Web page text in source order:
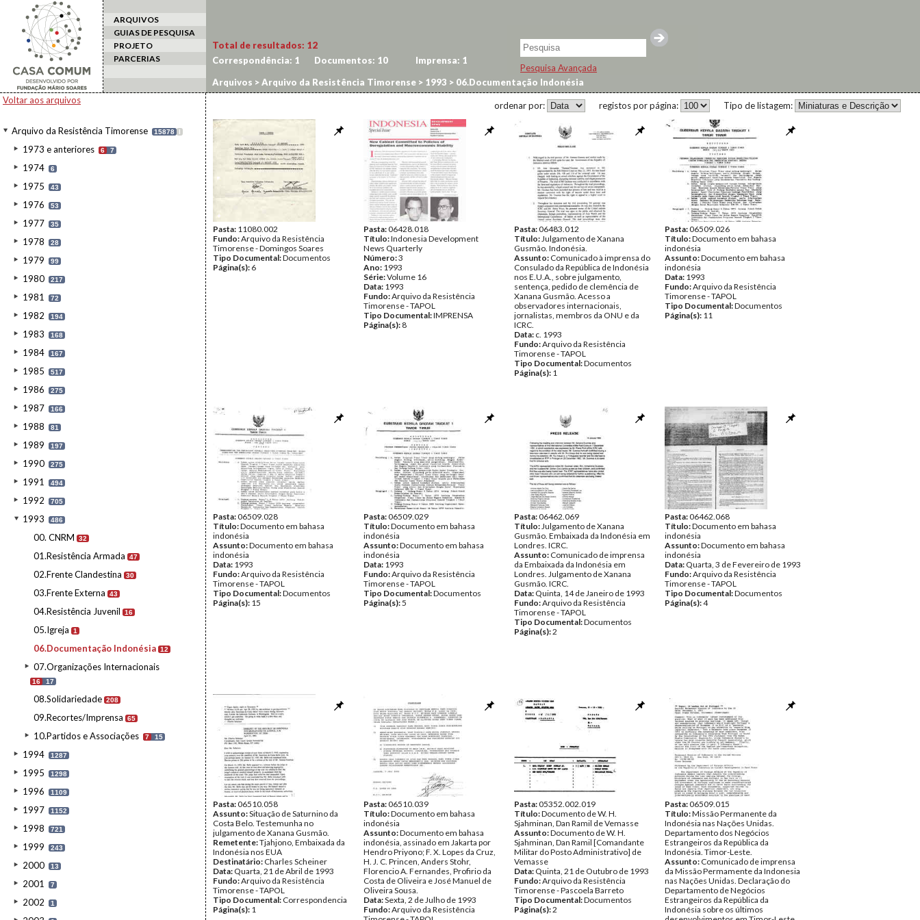
ARQUIVOS
GUIAS DE PESQUISA
PROJETO
PARCERIAS
Pesquisa Avançada
Voltar aos arquivos
Arquivo da Resistência Timorense 15878 I
1973 e anteriores 6 7
1974 6
1975 43
1976 53
1977 35
1978 28
1979 99
1980 217
1981 72
1982 194
1983 168
1984 167
1985 517
1986 275
1987 166
1988 81
1989 197
1990 275
1991 494
1992 705
1993 486
00. CNRM 32
01.Resistência Armada 47
02.Frente Clandestina 30
03.Frente Externa 43
04.Resistência Juvenil 16
05.Igreja 1
06.Documentação Indonésia 12
07.Organizações Internacionais
16 17
08.Solidariedade 208
09.Recortes/Imprensa 65
10.Partidos e Associações 7 15
1994 1287
1995 1298
1996 1109
1997 1152
1998 721
1999 243
2000 13
2001 7
2002 1
Total de resultados: 12
Correspondência: 1 Documentos: 10 Imprensa: 1
Arquivos >Arquivo da Resistência Timorense > 1993 > 06.Documentação Indonésia
Tipo de listagem:
registos por página:
ordenar por:
Pasta: 11080.002
Fundo:Arquivo da Resistência
Timorense - Domingos Soares
Tipo Documental:Documentos
Página(s): 6
Pasta:06428.018
Título:Indonesia Development
News Quarterly
Número:3
Ano: 1993
Série:Volume 16
Data: 1993
Fundo:Arquivo da Resistência
Timorense - TAPOL
Tipo Documental:IMPRENSA
Página(s): 8
Pasta:06483.012
Título:Julgamento de Xanana
Gusmão. Indonésia.
Assunto: Comunicado à imprensa do
Consulado da República de Indonésia
nos E.U.A., sobre julgamento,
sentença, pedido de clemência de
Xanana Gusmão. Acesso a
observadores internacionais,
jornalistas, membros da ONU e da
ICRC.
Data: c. 1993
Fundo:Arquivo da Resistência
Timorense - TAPOL
Tipo Documental:Documentos
Página(s): 1
Pasta:06509.026
Título:Documento em bahasa
indonésia
Assunto:Documento em bahasa
indonésia
Data: 1993
Fundo:Arquivo da Resistência
Timorense - TAPOL
Tipo Documental:Documentos
Página(s): 11
Pasta:06509.028
Título:Documento em bahasa
indonésia
Assunto:Documento em bahasa
indonésia
Data: 1993
Fundo:Arquivo da Resistência
Timorense - TAPOL
Tipo Documental:Documentos
Página(s): 15
Pasta:06509.029
Título:Documento em bahasa
indonésia
Assunto:Documento em bahasa
indonésia
Data: 1993
Fundo:Arquivo da Resistência
Timorense - TAPOL
Tipo Documental:Documentos
Página(s):5
Pasta:06462.069
Título:Julgamento de Xanana
Gusmão. Embaixada da Indonésia em
Londres. ICRC.
Assunto: Comunicado de imprensa
da Embaixada da Indonésia em
Londres. Julgamento de Xanana
Gusmão. ICRC.
Data: Quinta, 14 de Janeiro de 1993
Fundo:Arquivo da Resistência
Timorense - TAPOL
Tipo Documental:Documentos
Página(s):2
Pasta:06462.068
Título:Documento em bahasa
indonésia
Assunto:Documento em bahasa
indonésia
Data: Quarta, 3 de Fevereiro de 1993
Fundo:Arquivo da Resistência
Timorense - TAPOL
Tipo Documental:Documentos
Página(s):4
Pasta:06510.058
Assunto:Situação de Saturnino da
Costa Belo. Testemunha no
julgamento de Xanana Gusmão.
Remetente:Tjahjono, Embaixada da
Indonésia nos EUA
Destinatário: Charles Scheiner
Data: Quarta, 21 de Abril de 1993
Fundo:Arquivo da Resistência
Timorense - TAPOL
Tipo Documental: Correspondencia
Página(s): 1
Pasta:06510.039
Título:Documento em bahasa
indonésia
Assunto:Documento em bahasa
indonésia, assinado em Jakarta por
Hendro Priyono; F. X. Lopes da Cruz,
H. J. C. Princen, Anders Stohr,
Florencio A. Fernandes, Profirio da
Costa de Oliveira e José Manuel de
Oliveira Sousa.
Data:Sexta, 2 de Julho de 1993
Fundo:Arquivo da Resistência
Pasta:05352.002.019
Título:Documento de W. H.
Sjahminan, Dan Ramil de Vemasse
Assunto:Documento de W. H.
Sjahminan, Dan Ramil [Comandante
Militar do Posto Administrativo] de
Vemasse
Data: Quinta, 21 de Outubro de 1993
Fundo:Arquivo da Resistência
Timorense - Pascoela Barreto
Tipo Documental:Documentos
Página(s):2
Pasta:06509.015
Título:Missão Permanente da
Indonésia nas Nações Unidas.
Departamento dos Negócios
Estrangeiros da República da
Indonésia. Timor-Leste.
Assunto: Comunicado de imprensa
da Missão Permamente da Indonesia
nas Nações Unidas. Declaração do
Departamento de Negócios
Estrangeiros da República da
Indonésia sobre os últimos